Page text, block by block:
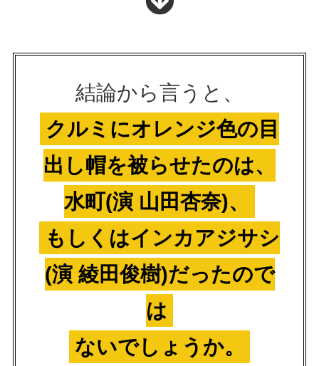
結論から言うと、
クルミにオレンジ色の目
出し帽を被らせたのは、
水町(演 山田杏奈)、
もしくはインカアジサシ
(演 綾田俊樹)だったので
は
ないでしょうか。